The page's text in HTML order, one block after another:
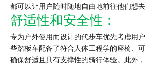
都可以让用户随时随地自由地前往他们想去
舒适性和安全性：
专为户外使用而设计的代步车优先考虑用
些踏板车配备了符合人体工程学的座椅、
确保舒适且具有支撑性的骑行体验。此外